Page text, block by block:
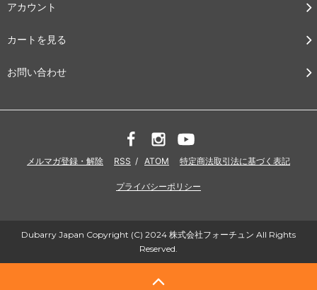
アカウント
カートを見る
お問い合わせ
メルマガ登録・解除 RSS / ATOM 特定商法取引法に基づく表記
プライバシーポリシー
Dubarry Japan Copyright (C) 2024 株式会社フォーチュン All Rights
Reserved.